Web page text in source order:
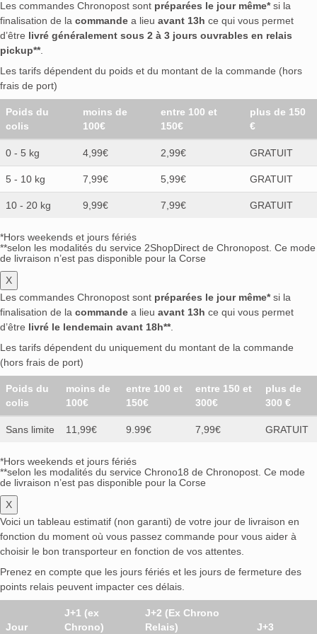
Les commandes Chronopost sont préparées le jour même*si la
finalisation de la commande a lieu avant 13h ce qui vous permet
d’être livré généralement sous 2 à 3 jours ouvrables en relais
pickup**.
Les tarifs dépendent du poids et du montant de la commande (hors
frais de port)
Poids du
colis
moins de
100€
entre 100 et
150€
plus de 150
€
0 - 5 kg 4,99€ 2,99€ GRATUIT
5 - 10 kg 7,99€ 5,99€ GRATUIT
10 - 20 kg 9,99€ 7,99€ GRATUIT
*Hors weekends et jours fériés
**selon les modalités du service 2ShopDirect de Chronopost. Ce mode
de livraison n’est pas disponible pour la Corse
X
Les commandes Chronopost sont préparées le jour même*si la
finalisation de la commande a lieu avant 13h ce qui vous permet
d’être livré le lendemain avant 18h**.
Les tarifs dépendent du uniquement du montant de la commande
(hors frais de port)
Poids du
colis
moins de
100€
entre 100 et
150€
entre 150 et
300€
plus de
300 €
Sans limite 11,99€ 9.99€ 7,99€ GRATUIT
*Hors weekends et jours fériés
**selon les modalités du service Chrono18 de Chronopost. Ce mode
de livraison n’est pas disponible pour la Corse
X
Voici un tableau estimatif (non garanti) de votre jour de livraison en
fonction du moment où vous passez commande pour vous aider à
choisir le bon transporteur en fonction de vos attentes.
Prenez en compte que les jours fériés et les jours de fermeture des
points relais peuvent impacter ces délais.
Jour
J+1 (ex
Chrono)
J+2 (Ex Chrono
Relais)
J+3